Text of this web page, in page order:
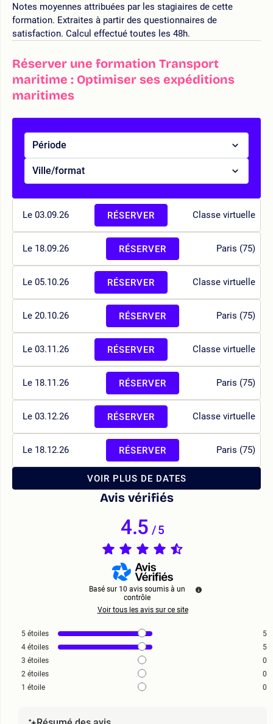
Notes moyennes attribuées par les stagiaires de cette
formation. Extraites à partir des questionnaires de
satisfaction. Calcul effectué toutes les 48h.
Réserver une formation Transport
maritime : Optimiser ses expéditions
maritimes
Période
Ville/format
Le 03.09.26 Classe virtuelle
RÉSERVER
Le 18.09.26 Paris (75)
RÉSERVER
Le 05.10.26 Classe virtuelle
RÉSERVER
Le 20.10.26 Paris (75)
RÉSERVER
Le 03.11.26 Classe virtuelle
RÉSERVER
Le 18.11.26 Paris (75)
RÉSERVER
Le 03.12.26 Classe virtuelle
RÉSERVER
Le 18.12.26 Paris (75)
RÉSERVER
VOIR PLUS DE DATES
Avis vérifiés
4.5/5
Basé sur 10 avis soumis à un
contrôle
Voir tous les avis sur ce site
5 étoiles
5
4 étoiles
5
3 étoiles
0
2 étoiles
0
1 étoile 0